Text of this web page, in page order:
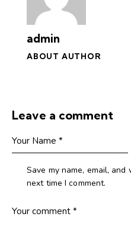
admin
ABOUT AUTHOR
Leave a comment
Save my name, email,
next time I comment.